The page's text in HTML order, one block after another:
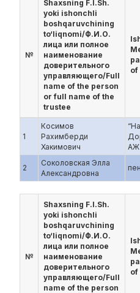
№
Shaxsning F.I.Sh.
yoki ishonchli
boshqaruvchining
to‘liqnomi/Ф.И.О.
лица или полное
наименование
доверительного
управляющего/Full
name of the person
or full name of the
trustee
of
1
Косимов
Рахимберди
Хакимович
АЖ
2
Соколовская Элла
Александровна
№
Shaxsning F.I.Sh.
yoki ishonchli
boshqaruvchining
to‘liqnomi/Ф.И.О.
лица или полное
наименование
доверительного
управляющего/Full
name of the person
of